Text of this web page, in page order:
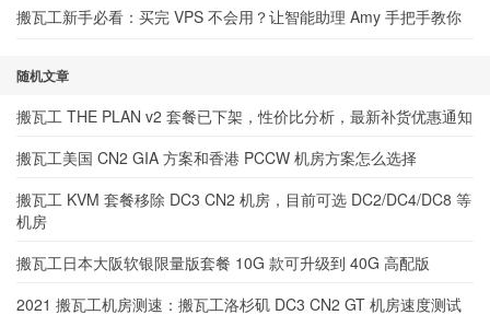
搬瓦工新手必看：买完 VPS 不会用？让智能助理 Amy 手把手教你
随机文章
搬瓦工 THE PLAN v2 套餐已下架，性价比分析，最新补货优惠通知
搬瓦工美国 CN2 GIA 方案和香港 PCCW 机房方案怎么选择
搬瓦工 KVM 套餐移除 DC3 CN2 机房，目前可选 DC2/DC4/DC8 等
机房
搬瓦工日本大阪软银限量版套餐 10G 款可升级到 40G 高配版
2021 搬瓦工机房测速：搬瓦工洛杉矶 DC3 CN2 GT 机房速度测试